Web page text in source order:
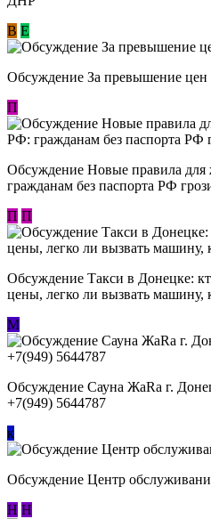
В E
Обсуждение За превышение
П
Обсуждение Новые правила
гражданам без паспорта РФ
П П
Обсуждение ​Такси в Донецке:
цены, легко ли вызвать машину,
М
Обсуждение Сауна ЖаRa г.
+7(949) 5644787
к
Обсуждение Центр
Н Н